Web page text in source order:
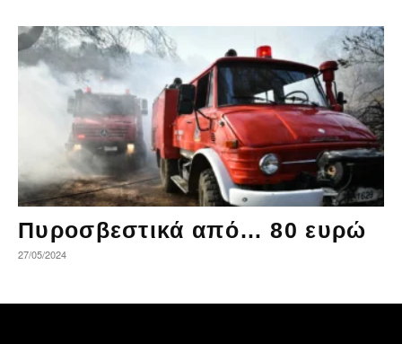
Πυροσβεστικά από… 80 ευρώ
27/05/2024